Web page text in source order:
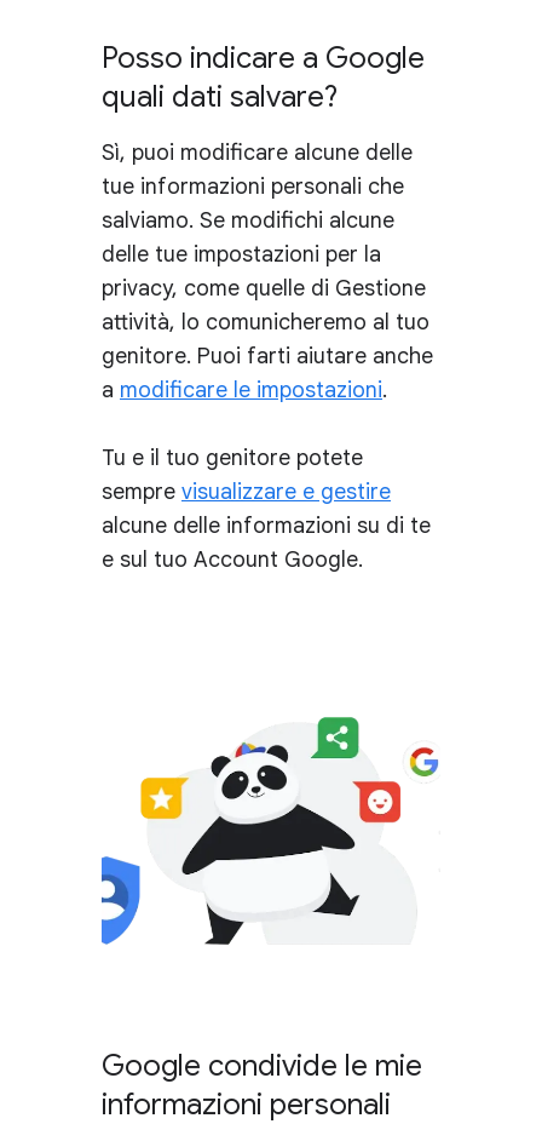
Posso indicare a Google
quali dati salvare?
Sì, puoi modificare alcune delle
tue informazioni personali che
salviamo. Se modifichi alcune
delle tue impostazioni per la
privacy, come quelle di Gestione
attività, lo comunicheremo al tuo
genitore. Puoi farti aiutare anche
a modificare le impostazioni.
Tu e il tuo genitore potete
sempre visualizzare e gestire
alcune delle informazioni su di te
e sul tuo Account Google.
Google condivide le mie
informazioni personali